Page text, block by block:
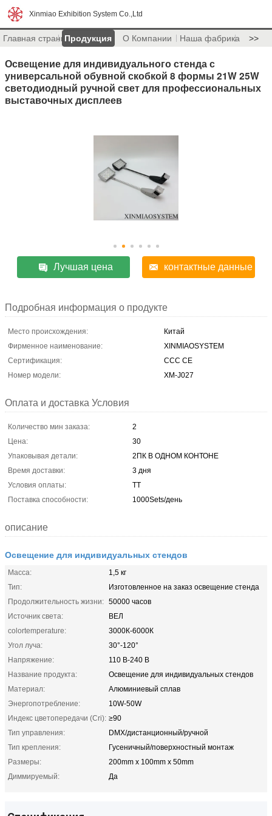
Xinmiao Exhibition System Co.,Ltd
Главная страницаПродукция О Компании Наша фабрика >>
Освещение для индивидуального стенда с
универсальной обувной скобкой 8 формы 21W 25W
светодиодный ручной свет для профессиональных
выставочных дисплеев
Лучшая цена контактные данные
Подробная информация о продукте
Место происхождения:
Китай
Фирменное наименование:
XINMIAOSYSTEM
Сертификация:
CCC CE
Номер модели:
XM-J027
Оплата и доставка Условия
Количество мин заказа:
2
Цена:
30
Упаковывая детали:
2ПК В ОДНОМ КОНТОНЕ
Время доставки:
3 дня
Условия оплаты:
ТТ
Поставка способности:
1000Sets/день
описание
Освещение для индивидуальных стендов
Масса:
1,5 кг
Тип:
Изготовленное на заказ освещение стенда
Продолжительность жизни: 50000 часов
Источник света:
ВЕЛ
colortemperature:
3000К-6000К
Угол луча:
30°-120°
Напряжение:
110 В-240 В
Название продукта:
Освещение для индивидуальных стендов
Материал:
Алюминиевый сплав
Энергопотребление:
10W-50W
Индекс цветопередачи (Cri): ≥90
Тип управления:
DMX/дистанционный/ручной
Тип крепления:
Гусеничный/поверхностный монтаж
Размеры:
200mm x 100mm x 50mm
Диммируемый:
Да